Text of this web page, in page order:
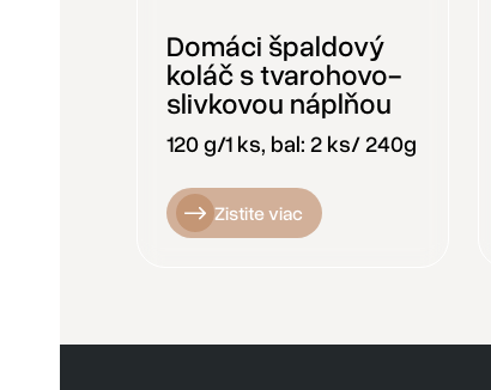
Domáci špaldový
koláč s tvarohovo-
slivkovou náplňou
120 g/1 ks, bal: 2 ks/ 240g
Zistite viac